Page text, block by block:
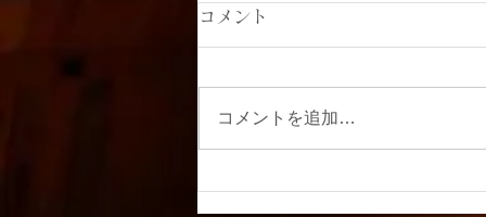
楠本未来ソプラノリサイタ
コメント
コメントを追加…